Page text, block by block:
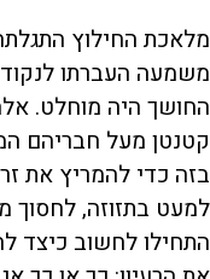
מלאכת החילוץ
משמעה העברתו
החושך היה מוחלט.
קטנטן מעל חבריהם
בזה כדי להמריץ את
למעט בתזוזה, לחסוך
התחילו לחשוב כיצד